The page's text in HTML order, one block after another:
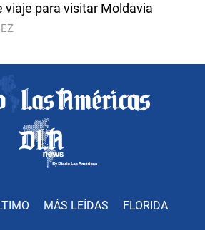
viaje para visitar Moldavia
MÁS LEÍDAS FLORIDA